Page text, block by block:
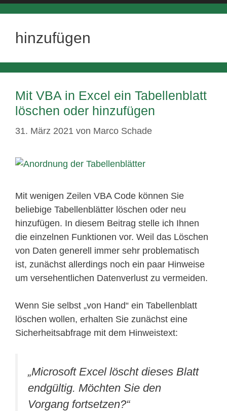
hinzufügen
Mit VBA in Excel ein Tabellenblatt
löschen oder hinzufügen
31. März 2021 von Marco Schade
Mit wenigen Zeilen VBA Code können Sie
beliebige Tabellenblätter löschen oder neu
hinzufügen. In diesem Beitrag stelle ich Ihnen
die einzelnen Funktionen vor. Weil das Löschen
von Daten generell immer sehr problematisch
ist, zunächst allerdings noch ein paar Hinweise
um versehentlichen Datenverlust zu vermeiden.
Wenn Sie selbst „von Hand“ ein Tabellenblatt
löschen wollen, erhalten Sie zunächst eine
Sicherheitsabfrage mit dem Hinweistext:
„Microsoft Excel löscht dieses Blatt
endgültig. Möchten Sie den
Vorgang fortsetzen?“